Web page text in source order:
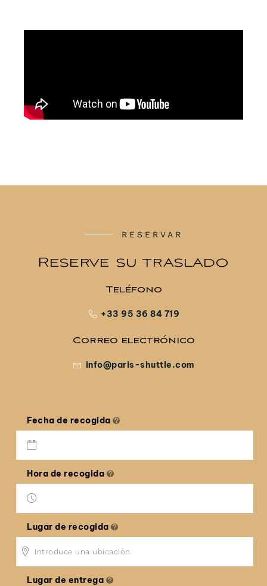
RESERVAR
Reserve su traslado
Teléfono
+33 95 36 84 719
Correo electrónico
info@paris-shuttle.com
Fecha de recogida
Hora de recogida
Lugar de recogida
Lugar de entrega